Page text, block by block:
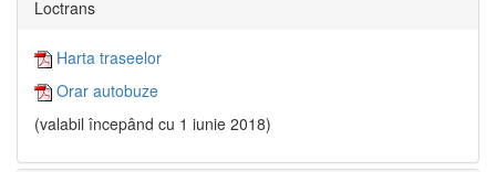
Loctrans
Harta traseelor
Orar autobuze
(valabil începând cu 1 iunie 2018)